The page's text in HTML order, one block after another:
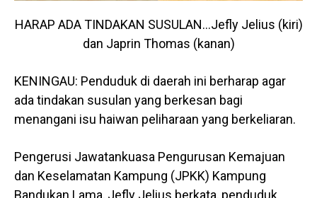
HARAP ADA TINDAKAN SUSULAN…Jefly Jelius (kiri)
dan Japrin Thomas (kanan)
KENINGAU: Penduduk di daerah ini berharap agar
ada tindakan susulan yang berkesan bagi
menangani isu haiwan peliharaan yang berkeliaran.
Pengerusi Jawatankuasa Pengurusan Kemajuan
dan Keselamatan Kampung (JPKK) Kampung
Bandukan Lama, Jefly Jelius berkata, penduduk